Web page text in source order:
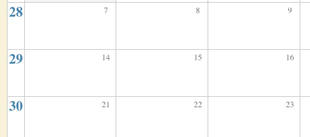
28 7 8 9
29 14 15 16
30 21 22 23